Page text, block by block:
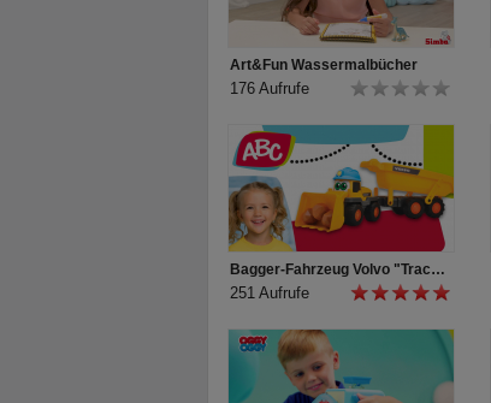
Art&Fun Wassermalbücher
176 Aufrufe
Bagger-Fahrzeug Volvo "Tracey Trailer" für Kleinkinder von ABC
251 Aufrufe